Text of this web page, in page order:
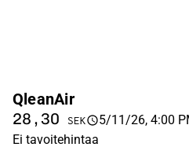
QleanAir
28,30 SEK
5/11/26, 4:00
Ei tavoitehintaa